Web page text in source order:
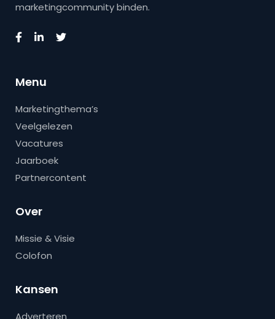
marketingcommunity binden.
Menu
Marketingthema’s
Veelgelezen
Vacatures
Jaarboek
Partnercontent
Over
Missie & Visie
Colofon
Kansen
Adverteren